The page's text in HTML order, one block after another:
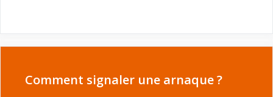
Comment signaler une arnaque ?